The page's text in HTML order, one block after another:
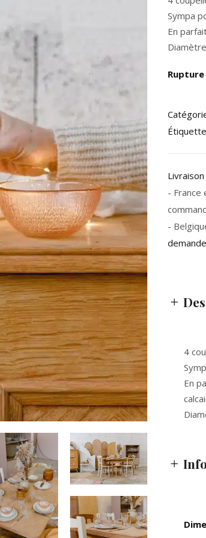
Sympa
En
Livraison
- France
-
4
En